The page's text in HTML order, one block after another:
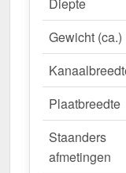
RAL 9016?
Duurzaam &
constructie
Effectieve
– Bestendige
beschermt
Robuust
Beschikbaar
Diepte
Gewicht (ca.)
Plaatbreedte
Staanders
afmetingen